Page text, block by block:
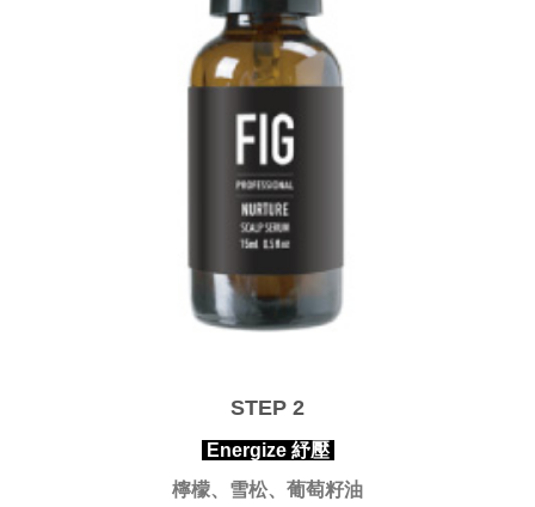
STEP 2
Energize 紓壓
檸檬、雪松、葡萄籽油